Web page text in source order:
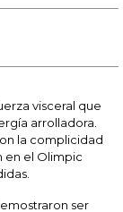
visceral que
arrolladora.
la complicidad
en el Olimpic
ser